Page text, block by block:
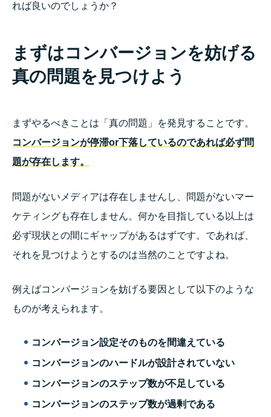
れば良いのでしょうか？
まずはコンバージョンを妨げる
真の問題を見つけよう
まずやるべきことは「真の問題」を発見することです。
コンバージョンが停滞or下落しているのであれば必ず問
題が存在します。
問題がないメディアは存在しませんし、問題がないマー
ケティングも存在しません。何かを目指している以上は
必ず現状との間にギャップがあるはずです。であれば、
それを見つけようとするのは当然のことですよね。
例えばコンバージョンを妨げる要因として以下のような
ものが考えられます。
コンバージョン設定そのものを間違えている
コンバージョンのハードルが設計されていない
コンバージョンのステップ数が不足している
コンバージョンのステップ数が過剰である